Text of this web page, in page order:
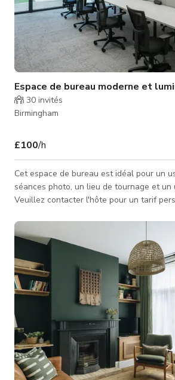
Espace de bureau moderne et
30 invités
Birmingham
£100/h
Cet espace de bureau est idéal pour un
séances photo, un lieu de tournage et un
Veuillez contacter l'hôte pour un tarif